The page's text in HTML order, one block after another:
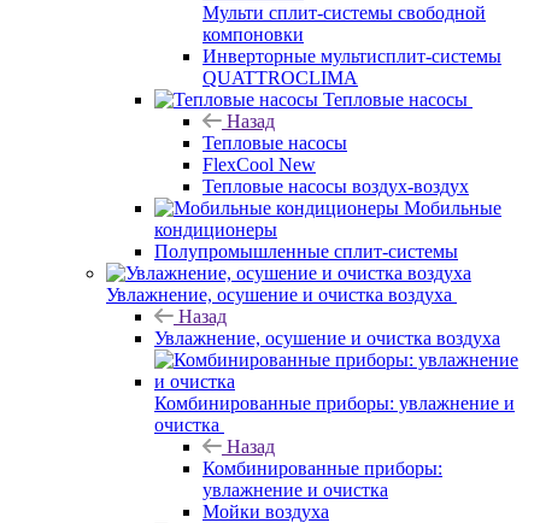
Мульти сплит-системы свободной
компоновки
Инверторные мультисплит-системы
QUATTROCLIMA
Тепловые насосы
Назад
Тепловые насосы
FlexCool New
Тепловые насосы воздух-воздух
Мобильные
кондиционеры
Полупромышленные сплит-системы
Увлажнение, осушение и очистка воздуха
Назад
Увлажнение, осушение и очистка воздуха
Комбинированные приборы: увлажнение и
очистка
Назад
Комбинированные приборы:
увлажнение и очистка
Мойки воздуха